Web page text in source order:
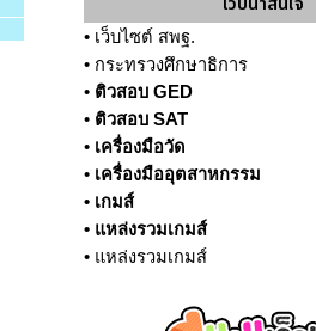
• เว็บไซต์ สพฐ.
• กระทรวงศึกษาธิการ
• ติวสอบ GED
• ติวสอบ SAT
• เครื่องมือวัด
• เครื่องมืออุตสาหกรรม
• เกมส์
• แหล่งรวมเกมส์
• แหล่งรวมเกมส์